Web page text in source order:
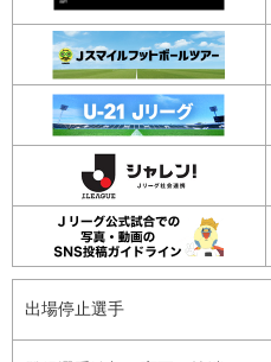
出場停止選手